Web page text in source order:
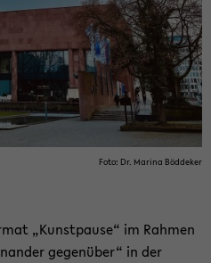
Foto: Dr. Ma­ri­na Böd­de­ker
„Kunst­pau­se“ im Rah­men
ge­gen­über“ in der